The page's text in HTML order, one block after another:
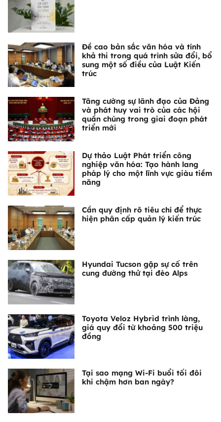
Đề cao bản sắc văn hóa và tính
khả thi trong quá trình sửa đổi, bổ
sung một số điều của Luật Kiến
trúc
Tăng cường sự lãnh đạo của Đảng
và phát huy vai trò của các hội
quần chúng trong giai đoạn phát
triển mới
Dự thảo Luật Phát triển công
nghiệp văn hóa: Tạo hành lang
pháp lý cho một lĩnh vực giàu tiềm
năng
Cần quy định rõ tiêu chí để thực
hiện phân cấp quản lý kiến trúc
Hyundai Tucson gặp sự cố trên
cung đường thử tại đèo Alps
Toyota Veloz Hybrid trình làng,
giá quy đổi từ khoảng 500 triệu
đồng
Tại sao mạng Wi-Fi buổi tối đôi
khi chậm hơn ban ngày?